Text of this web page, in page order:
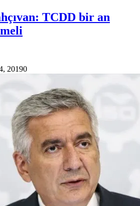
TCDD bir an
20190